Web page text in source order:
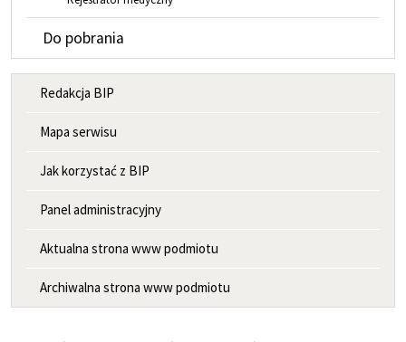
Do pobrania
MENU INFORMACYJNE
Redakcja BIP
Mapa serwisu
Jak korzystać z BIP
Panel administracyjny
Aktualna strona www podmiotu
Archiwalna strona www podmiotu